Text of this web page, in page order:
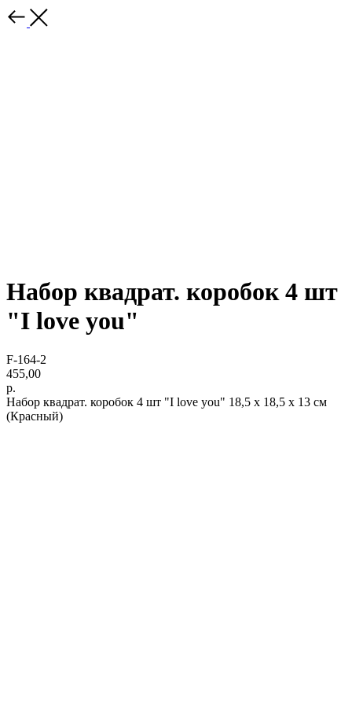
Набор квадрат. коробок 4 шт
"I love you"
F-164-2
455,00
р.
Набор квадрат. коробок 4 шт "I love you" 18,5 х 18,5 х 13 см
(Красный)